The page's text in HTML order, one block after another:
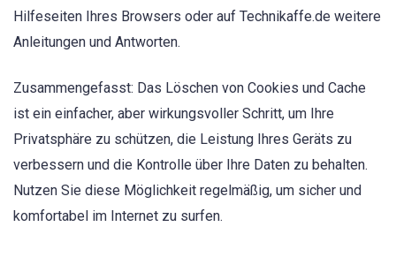
Hilfeseiten Ihres Browsers oder auf Technikaffe.de weitere
Anleitungen und Antworten.
Zusammengefasst: Das Löschen von Cookies und Cache
ist ein einfacher, aber wirkungsvoller Schritt, um Ihre
Privatsphäre zu schützen, die Leistung Ihres Geräts zu
verbessern und die Kontrolle über Ihre Daten zu behalten.
Nutzen Sie diese Möglichkeit regelmäßig, um sicher und
komfortabel im Internet zu surfen.